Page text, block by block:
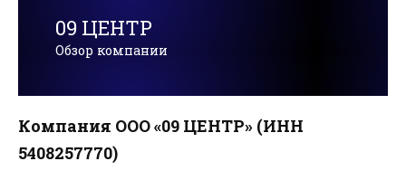
09 ЦЕНТР
Обзор компании
Компания ООО «09 ЦЕНТР» (ИНН
5408257770)